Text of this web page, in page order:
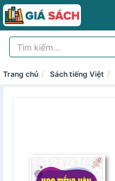
Trang chủ Sách tiếng Việt